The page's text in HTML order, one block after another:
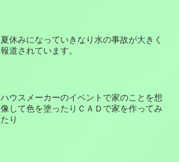
夏休みになっていきなり水の事故が大きく
報道されています。
ハウスメーカーのイベントで家のことを想
像して色を塗ったりＣＡＤで家を作ってみ
たり